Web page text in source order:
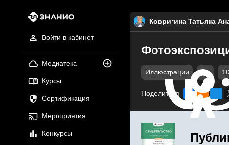
Войти в кабинет
Медиатека
Курсы
Сертификация
Мероприятия
Конкурсы
Ковригина Татьяна
Иллюстрации jpg
Поделиться